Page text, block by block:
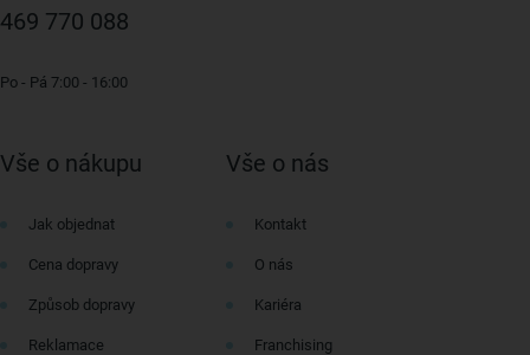
469 770 088
Po - Pá 7:00 - 16:00
Vše o nákupu
Jak objednat
Cena dopravy
Způsob dopravy
Reklamace
Vše o nás
Kontakt
O nás
Kariéra
Franchising